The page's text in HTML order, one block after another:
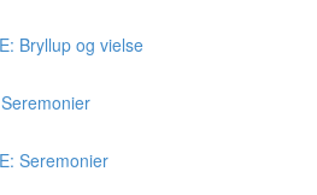
Bryllup og vielse
Seremonier